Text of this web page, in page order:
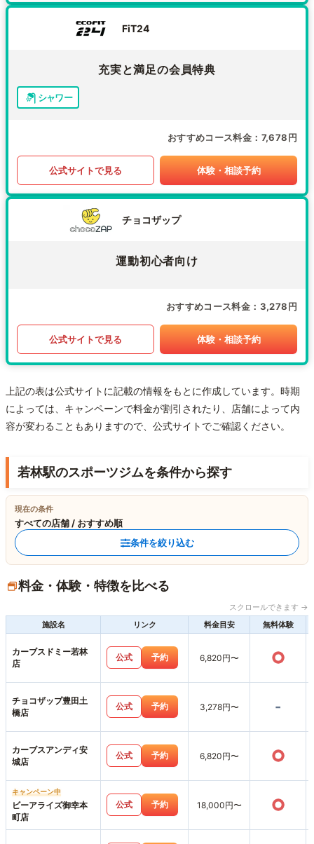
FiT24
充実と満足の会員特典
シャワー
おすすめコース料金 7,678円
公式サイトで見る 体験・相談予約
チョコザップ
運動初心者向け
おすすめコース料金 3,278円
公式サイトで見る 体験・相談予約
上記の表は公式サイトに記載の情報をもとに作成しています。時期
によっては、キャンペーンで料金が割引されたり、店舗によって内
容が変わることもありますので、公式サイトでご確認ください。
若林駅のスポーツジムを条件から探す
現在の条件
すべての店舗 / おすすめ順
条件を絞り込む
料金・体験・特徴を比べる
スクロールできます →
施設名
リンク 料金目安 無料体験
カーブスドミー若林
店
公式 予約 6,820円〜 ○
チョコザップ豊田土
橋店
公式 予約 3,278円〜 -
カーブスアンディ安
城店
公式 予約 6,820円〜 ○
キャンペーン中
ビーアライズ御幸本
町店
公式 予約 18,000円〜 ○